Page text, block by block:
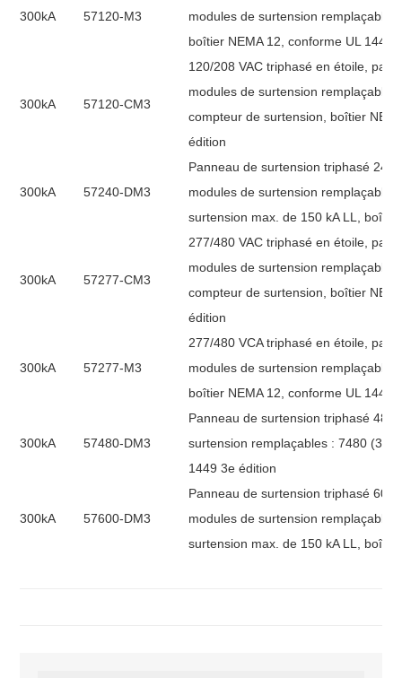
300kA 57120-M3
modules de surtension
boîtier NEMA 12, conforme UL 1449
300kA 57120-CM3
120/208 VAC triphasé en étoile,
modules de surtension
compteur de surtension, boîtier
édition
300kA 57240-DM3
Panneau de surtension triphasé 240
modules de surtension
surtension max. de 150 kA LL,
300kA 57277-CM3
277/480 VAC triphasé en étoile,
modules de surtension
compteur de surtension, boîtier
édition
300kA 57277-M3
277/480 VCA triphasé en étoile,
modules de surtension
boîtier NEMA 12, conforme UL 1449
300kA 57480-DM3
Panneau de surtension triphasé 480
surtension remplaçables : 7480 (3),
1449 3e édition
300kA 57600-DM3
Panneau de surtension triphasé 600
modules de surtension
surtension max. de 150 kA LL,